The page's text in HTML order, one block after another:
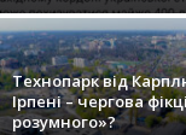
Технопарк від
Ірпені – чергова
розумного»?